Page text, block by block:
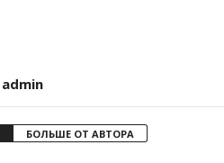
admin
БОЛЬШЕ ОТ АВТОРА